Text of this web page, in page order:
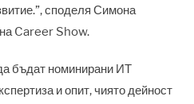
споделя Симона
Career Show.
бъдат номинирани ИТ
и опит, чиято дейност